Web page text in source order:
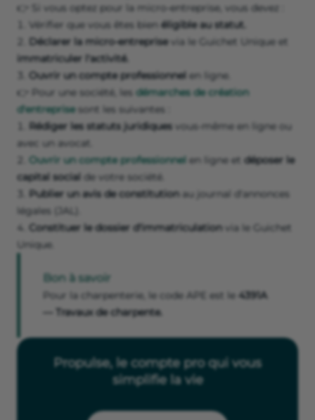
👉 Si vous optez pour la micro-entreprise, vous devez :
Vérifier que vous êtes bien éligible au statut.
Déclarer la micro-entreprisevia le Guichet Unique et
immatriculer l'activité.
Ouvrir un compte professionnel en ligne.
👉 Pour une société, les démarches de création
d'entreprisesont les suivantes :
Rédiger les statuts juridiques vous-même en ligne ou
avec un avocat.
Ouvrir un compte professionnel en ligne et déposer le
capital social de votre société.
Publier un avis de constitution au journal d'annonces
légales (JAL).
Constituer le dossier d'immatriculation via le Guichet
Unique.
Bon à savoir
Pour la charpenterie, le code APE est le 4391A
— Travaux de charpente.
Propulse, le compte pro qui vous
simplifie la vie